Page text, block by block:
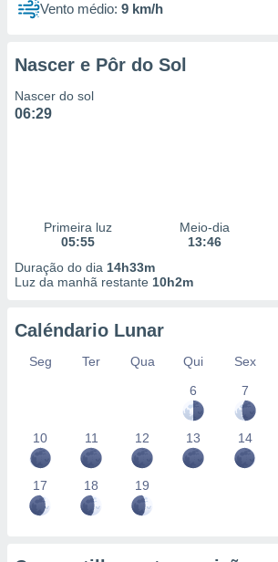
Vento médio: 9 km/h
Nascer e Pôr do Sol
Nascer do sol
06:29
Primeira luz
05:55
Meio-dia
13:46
Duração do dia 14h33m
Luz da manhã restante 10h2m
Caléndario Lunar
Seg Ter Qua Qui Sex
6
7
10 11 12 13 14
17 18 19